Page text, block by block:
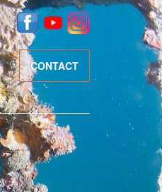
CONTACT